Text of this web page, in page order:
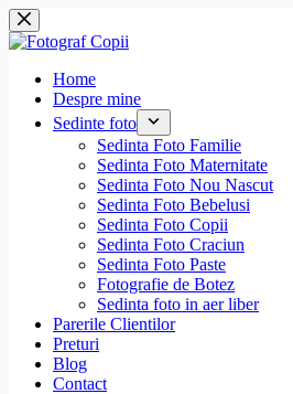
Sari
la
conținut
Home
Despre mine
Sedinte foto
Sedinta Foto Familie
Sedinta Foto Maternitate
Sedinta Foto Nou Nascut
Sedinta Foto Bebelusi
Sedinta Foto Copii
Sedinta Foto Craciun
Sedinta Foto Paste
Fotografie de Botez
Sedinta foto in aer liber
Parerile Clientilor
Preturi
Blog
Contact